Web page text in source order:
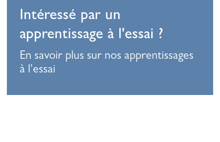
Intéressé par un
apprentissage à l'essai ?
En savoir plus sur nos apprentissages
à l'essai